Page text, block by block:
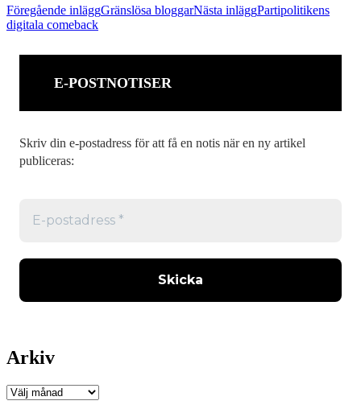
Inläggsnavigering
Föregående inläggGränslösa bloggarNästa inläggPartipolitikens
digitala comeback
E-POSTNOTISER
Skriv din e-postadress för att få en notis när en ny artikel
publiceras:
Arkiv
Arkiv